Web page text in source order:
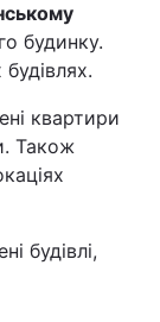
будинку.
квартири
Також
будівлі,